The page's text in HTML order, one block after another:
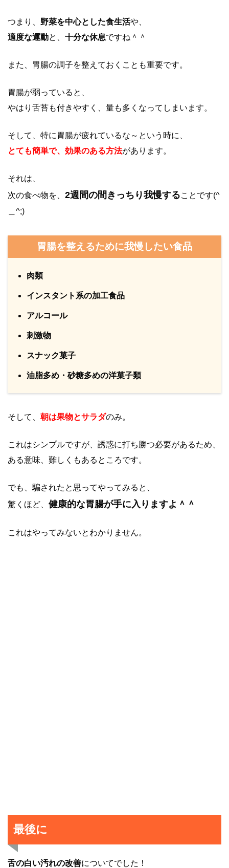
つまり、 野菜を中心とした食生活や、
適度な運動と、 十分な休息ですね＾＾
また、胃腸の調子を整えておくことも重要です。
胃腸が弱っていると、
やはり舌苔も付きやすく、量も多くなってしまいます。
そして、特に胃腸が疲れているな～という時に、
とても簡単で、効果のある方法があります。
それは、
次の食べ物を、 2週間の間きっちり我慢することです(^
＿^;)
胃腸を整えるために我慢したい食品
肉類
インスタント系の加工食品
アルコール
刺激物
スナック菓子
油脂多め・砂糖多めの洋菓子類
そして、 朝は果物とサラダのみ。
これはシンプルですが、誘惑に打ち勝つ必要があるため、
ある意味、難しくもあるところです。
でも、騙されたと思ってやってみると、
驚くほど、 健康的な胃腸が手に入りますよ＾＾
これはやってみないとわかりません。
最後に
舌の白い汚れの改善についてでした！